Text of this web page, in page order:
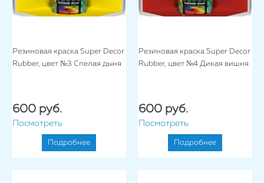
Резиновая краска Super Decor
Rubber, цвет №3 Спелая дыня
600 руб.
Посмотреть
Подробнее
Резиновая краска Super Decor
Rubber, цвет №4 Дикая вишня
600 руб.
Посмотреть
Подробнее